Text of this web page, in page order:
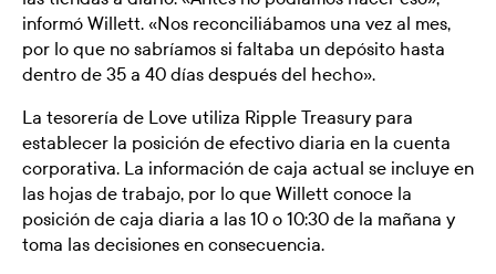
informó Willett. «Nos reconciliábamos una vez al mes,
por lo que no sabríamos si faltaba un depósito hasta
dentro de 35 a 40 días después del hecho».
La tesorería de Love utiliza Ripple Treasury para
establecer la posición de efectivo diaria en la cuenta
corporativa. La información de caja actual se incluye en
las hojas de trabajo, por lo que Willett conoce la
posición de caja diaria a las 10 o 10:30 de la mañana y
toma las decisiones en consecuencia.